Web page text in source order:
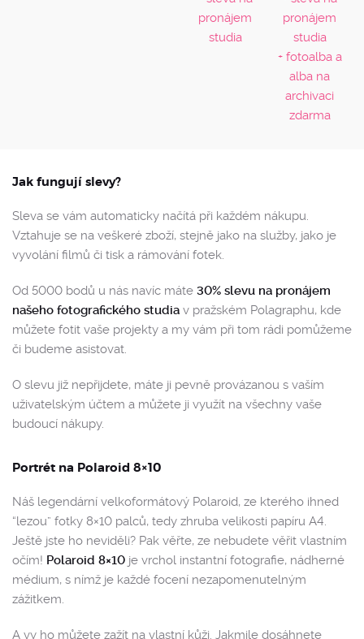
pronájem
studia
pronájem
studia
+ fotoalba a
alba na
archivaci
zdarma
Jak fungují slevy?
Sleva se vám automaticky načítá při každém nákupu.
Vztahuje se na veškeré zboží, stejně jako na služby, jako je
vyvolání filmů či tisk a rámování fotek.
Od 5000 bodů u nás navíc máte 30% slevu na pronájem
našeho fotografického studia v pražském Polagraphu, kde
můžete fotit vaše projekty a my vám při tom rádi pomůžeme
či budeme asistovat.
O slevu již nepřijdete, máte ji pevně provázanou s vaším
uživatelským účtem a můžete ji využít na všechny vaše
budoucí nákupy.
Portrét na Polaroid 8×10
Náš legendární velkoformátový Polaroid, ze kterého ihned
“lezou” fotky 8×10 palců, tedy zhruba velikosti papíru A4.
Ještě jste ho neviděli? Pak věřte, ze nebudete věřit vlastním
očím! Polaroid 8×10 je vrchol instantní fotografie, nádherné
médium, s nímž je každé focení nezapomenutelným
zážitkem.
A vy ho můžete zažít na vlastní kůži. Jakmile dosáhnete